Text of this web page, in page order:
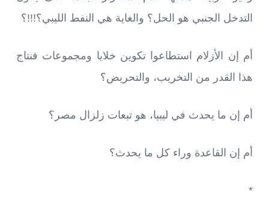
التدخل الجنبي هو الحل؟ والغاية هي النفط الليبي؟!!!؟
أم إن الأزلام استطاعوا تكوين خلايا ومجموعات فنتاج
هذا القدر من التخريب، والتحريض؟
أم إن ما يحدث في ليبيا، هو تبعات زلزال مصر؟
أم إن القاعدة وراء كل ما يحدث؟
*